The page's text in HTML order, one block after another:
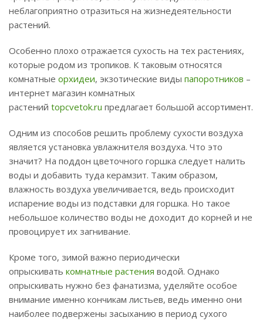
неблагоприятно отразиться на жизнедеятельности
растений.
Особенно плохо отражается сухость на тех растениях,
которые родом из тропиков. К таковым относятся
комнатные орхидеи, экзотические виды папоротников –
интернет магазин комнатных
растений topcvetok.ru предлагает большой ассортимент.
Одним из способов решить проблему сухости воздуха
является установка увлажнителя воздуха. Что это
значит? На поддон цветочного горшка следует налить
воды и добавить туда керамзит. Таким образом,
влажность воздуха увеличивается, ведь происходит
испарение воды из подставки для горшка. Но такое
небольшое количество воды не доходит до корней и не
провоцирует их загнивание.
Кроме того, зимой важно периодически
опрыскивать комнатные растения водой. Однако
опрыскивать нужно без фанатизма, уделяйте особое
внимание именно кончикам листьев, ведь именно они
наиболее подвержены засыханию в период сухого